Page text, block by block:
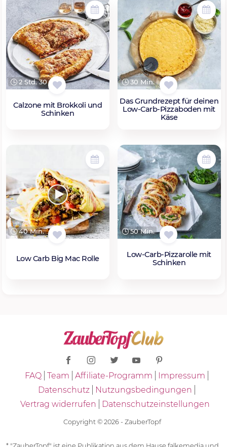
2 Std. 30 Min.
Calzone mit Brokkoli und
Schinken
30 Min.
Das Grundrezept für deinen
Low-Carb-Pizzaboden mit
Käse
40 Min.
Low Carb Big Mac Rolle
50 Min.
Low-Carb-Pizzarolle mit
Schinken
FAQ Team Affiliate-Programm
Impressum
Datenschutz
Nutzungsbedingungen
Vertrag widerrufen
Datenschutzeinstellungen
Copyright © 2026 - ZauberTopf